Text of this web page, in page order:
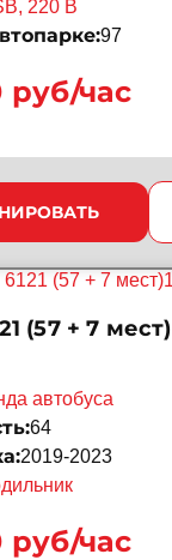
руб/час
220 B
97
(57 + 7 мест)
руб/час
автобуса
64
2019-2023